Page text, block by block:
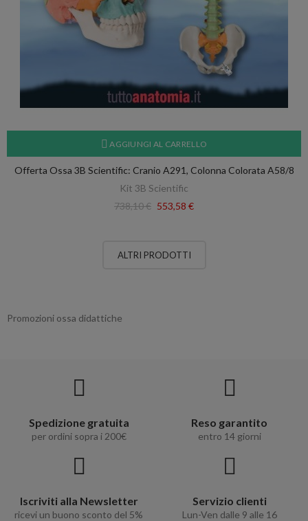
AGGIUNGI AL CARRELLO
Offerta Ossa 3B Scientific: Cranio A291, Colonna Colorata A58/8
Kit 3B Scientific
738,10 € 553,58 €
ALTRI PRODOTTI
Promozioni ossa didattiche
Spedizione gratuita
per ordini sopra i 200€
Reso garantito
entro 14 giorni
Iscriviti alla Newsletter
ricevi un buono sconto del 5%
Servizio clienti
Lun-Ven dalle 9 alle 16